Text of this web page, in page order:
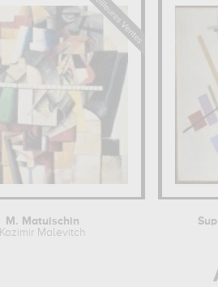
M. Matuischin
Kazimir Malevitch